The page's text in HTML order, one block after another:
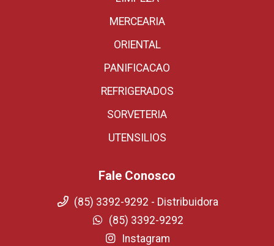
MERCEARIA
ORIENTAL
PANIFICACAO
REFRIGERADOS
SORVETERIA
UTENSILIOS
Fale Conosco
(85) 3392-9292 - Distribuidora
(85) 3392-9292
Instagram